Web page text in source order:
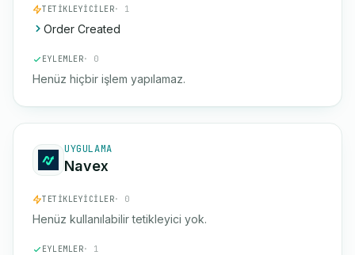
TETIKLEYICILER· 1
Order Created
EYLEMLER· 0
Henüz hiçbir işlem yapılamaz.
UYGULAMA
Navex
TETIKLEYICILER· 0
Henüz kullanılabilir tetikleyici yok.
EYLEMLER· 1